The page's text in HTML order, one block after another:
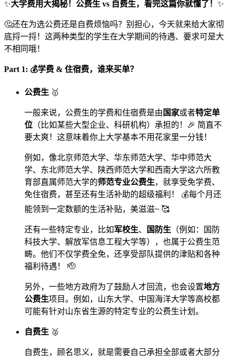
✨大学费用大揭秘！公费生 vs 自费生，看完这篇你就懂了！ ✨
🤔还在为选公费还是自费烦恼吗？别担心，今天就来给大家彻
底捋一捋！这两种类型的学生在大学期间的待遇、要求可是大
不相同哦！
Part 1: 💰学费 & 住宿费，谁来买单？
公费生 🥇
一般来说，公费生的学费和住宿费是由 国家或者特定单
位 （比如某些大型企业、科研机构）承担的！🎉 简直不
要太爽！这意味着你上大学基本不用花家里一分钱！
例如，像北京师范大学、华东师范大学、华中师范大
学、东北师范大学、陕西师范大学和西南大学这六所教
育部直属师范大学的师范专业公费生，就享受免学费、
免住宿费，甚至还有生活补助的超级福利！ 💰每个月还
能领到一定数额的生活补贴，美滋滋~ 🥰
还有一些特定专业，比如军校生、 国防生 （例如：国防
科技大学、解放军信息工程大学等），也属于公费生范
畴。他们不仅学费全免，还享受部队提供的津贴和各种
福利待遇！ 🫡
另外，一些地方政府为了鼓励人才回流，也会设置地方
公费生项目。例如，山东大学、中国海洋大学等高校都
可能有针对山东省生源的特定专业的公费生计划。
自费生 🥈
自费生，顾名思义，就是需要自己承担全部或者大部分